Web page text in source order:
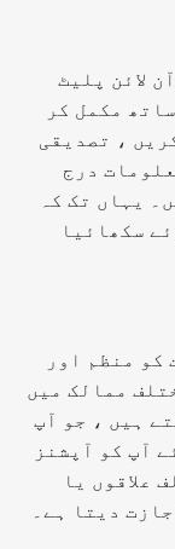
لائن پلیٹ
مکمل کر
، تصدیقی
درج
یہاں تک کہ
سکھائیا
کو منظم اور
ممالک میں
ہیں ، جو آپ
آپ کو آپشنز
علاقوں یا
دیتا ہے۔